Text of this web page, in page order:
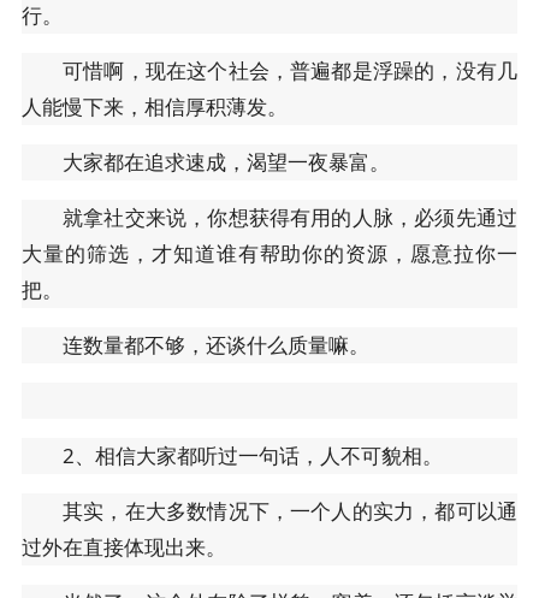
行。
可惜啊，现在这个社会，普遍都是浮躁的，没有几
人能慢下来，相信厚积薄发。
大家都在追求速成，渴望一夜暴富。
就拿社交来说，你想获得有用的人脉，必须先通过
大量的筛选，才知道谁有帮助你的资源，愿意拉你一
把。
连数量都不够，还谈什么质量嘛。
2、相信大家都听过一句话，人不可貌相。
其实，在大多数情况下，一个人的实力，都可以通
过外在直接体现出来。